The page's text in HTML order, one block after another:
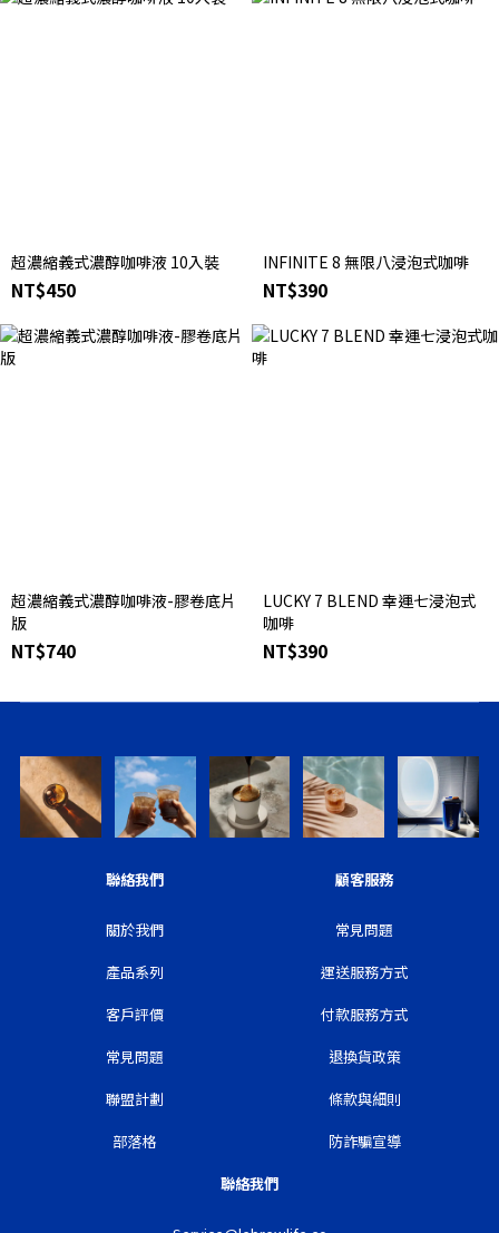
超濃縮義式濃醇咖啡液 10入裝
NT$450
INFINITE 8 無限八浸泡式咖啡
NT$390
超濃縮義式濃醇咖啡液-膠卷底片
版
NT$740
LUCKY 7 BLEND 幸運七浸泡式
咖啡
NT$390
聯絡我們
關於我們
產品系列
客戶評價
常見問題
聯盟計劃
部落格
顧客服務
常見問題
運送服務方式
付款服務方式
退換貨政策
條款與細則
防詐騙宣導
聯絡我們